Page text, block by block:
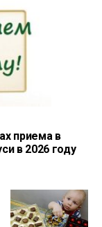
приема в
в 2026 году